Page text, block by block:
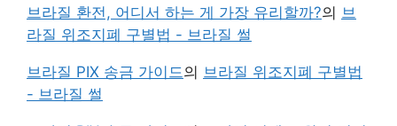
브라질 환전, 어디서 하는 게 가장 유리할까?의 브
라질 위조지폐 구별법 - 브라질 썰
브라질 PIX 송금 가이드의 브라질 위조지폐 구별법
- 브라질 썰